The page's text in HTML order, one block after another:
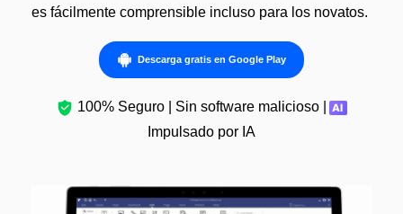
es fácilmente comprensible incluso para los novatos.
Descarga gratis en Google Play
100% Seguro | Sin software malicioso |
Impulsado por IA